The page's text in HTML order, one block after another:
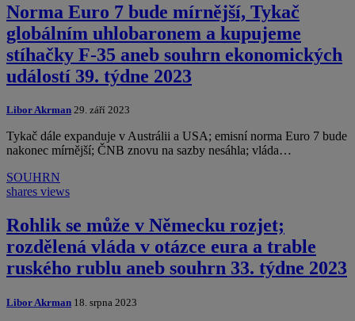
Norma Euro 7 bude mírnější, Tykač
globálním uhlobaronem a kupujeme
stíhačky F-35 aneb souhrn ekonomických
událostí 39. týdne 2023
Libor Akrman 29. září 2023
Tykač dále expanduje v Austrálii a USA; emisní norma Euro 7 bude
nakonec mírnější; ČNB znovu na sazby nesáhla; vláda…
SOUHRN
shares views
Rohlik se může v Německu rozjet;
rozdělená vláda v otázce eura a trable
ruského rublu aneb souhrn 33. týdne 2023
Libor Akrman 18. srpna 2023